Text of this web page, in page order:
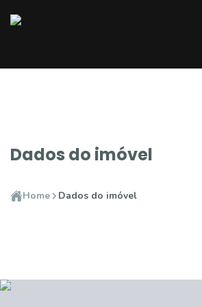
Dados do imóvel
Home Dados do imóvel